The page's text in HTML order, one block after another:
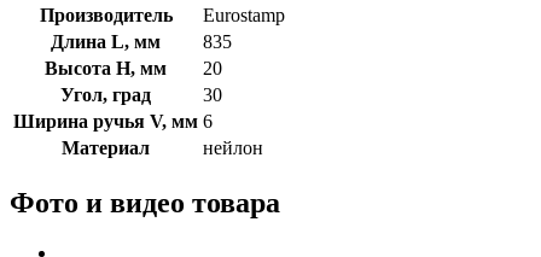
Производитель
Eurostamp
Длина L, мм
835
Высота H, мм
20
Угол, град
30
Ширина ручья V, мм 6
Материал
нейлон
Фото и видео товара